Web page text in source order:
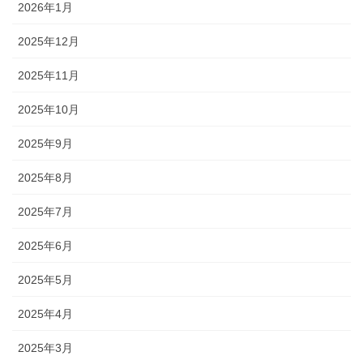
2026年1月
2025年12月
2025年11月
2025年10月
2025年9月
2025年8月
2025年7月
2025年6月
2025年5月
2025年4月
2025年3月